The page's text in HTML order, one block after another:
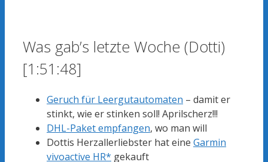
Was gab’s letzte Woche (Dotti)
[1:51:48]
Geruch für Leergutautomaten – damit er
stinkt, wie er stinken soll! Aprilscherz!!!
DHL-Paket empfangen, wo man will
Dottis Herzallerliebster hat eine Garmin
vivoactive HR* gekauft